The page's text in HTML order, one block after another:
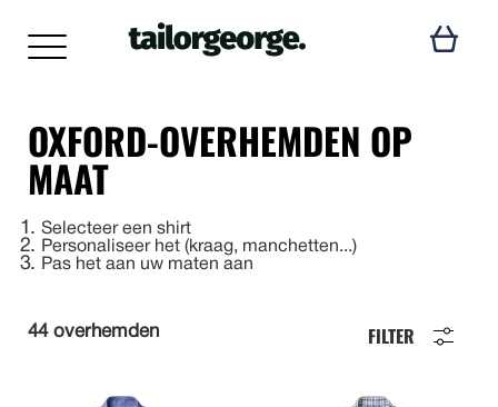
OXFORD-OVERHEMDEN OP
MAAT
1 Selecteer een shirt
2 Personaliseer het (kraag, manchetten...)
3 Pas het aan uw maten aan
44 overhemden FILTER